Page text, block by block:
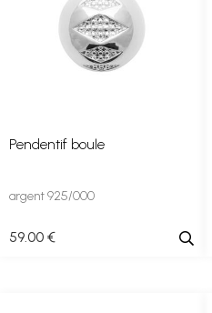
Pendentif boule
argent 925/000
59.00 €